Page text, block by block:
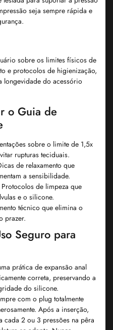
seja sempre rápida e
sobre os limites físicos de
e protocolos de higienização,
longevidade do acessório
o Guia de
sobre o limite de 1,5x
rupturas teciduais.
de relaxamento que
a sensibilidade.
Protocolos de limpeza que
e o silicone.
técnico que elimina o
prazer.
Seguro para
prática de expansão anal
correta, preservando a
do silicone.
com o plug totalmente
Após a inserção,
cada 2 ou 3 pressões na pêra